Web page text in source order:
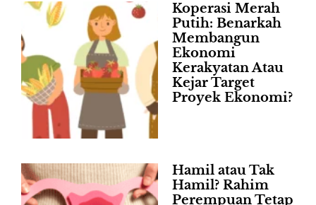
Koperasi Merah
Putih: Benarkah
Membangun
Ekonomi
Kerakyatan Atau
Kejar Target
Proyek Ekonomi?
Hamil atau Tak
Hamil? Rahim
Perempuan Tetap